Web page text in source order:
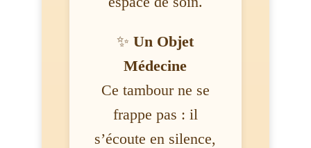
✨Un Objet
Médecine
Ce tambour ne se
frappe pas : il
s’écoute en silence,